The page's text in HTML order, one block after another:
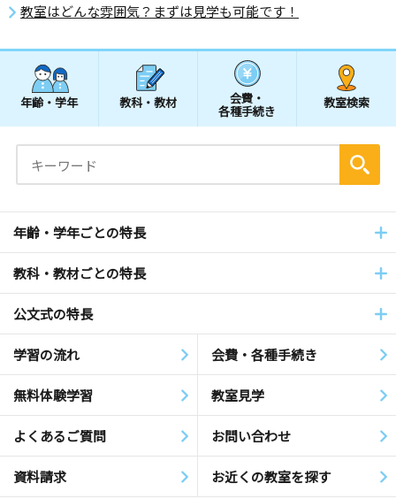
教室はどんな雰囲気？まずは見学も可能です！
年齢・学年 教科・教材 会費・
各種手続き
教室検索
年齢・学年ごとの特長
教科・教材ごとの特長
公文式の特長
学習の流れ 会費・各種手続き
無料体験学習 教室見学
よくあるご質問 お問い合わせ
資料請求 お近くの教室を探す